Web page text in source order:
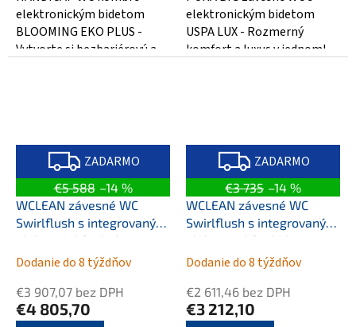
hviezdičiek.
elektronickým bidetom
BLOOMING EKO PLUS -
Vytvorte si bezbariérovú a
hviezdičiek.
elektronickým bidetom
USPA LUX - Rozmerný
komfort a luxus v jednom!
Z
A
D
A
R
M
O
ZADARMO
€5 588 –14 %
WCLEAN závesné WC
Swirlflush s integrovaným
elektronickým bidetom,
biela dual-mat
Dodanie do 8 týždňov
€3 907,07 bez DPH
€4 805,70
Z
A
D
A
R
M
O
ZADARMO
€3 735 –14 %
WCLEAN závesné WC
Swirlflush s integrovaným
elektronickým bidetom,
biela ExtraGlaze
Dodanie do 8 týždňov
€2 611,46 bez DPH
€3 212,10